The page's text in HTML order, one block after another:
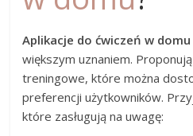
Aplikacje do ćwiczeń w domu
większym uznaniem.
treningowe, które można
preferencji użytkowników.
które zasługują na uwagę: